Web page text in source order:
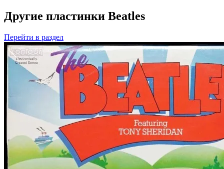
Другие пластинки Beatles
Перейти в раздел